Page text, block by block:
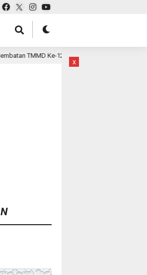
Kodim 1807/Sorsel Hampir Rampung,
x